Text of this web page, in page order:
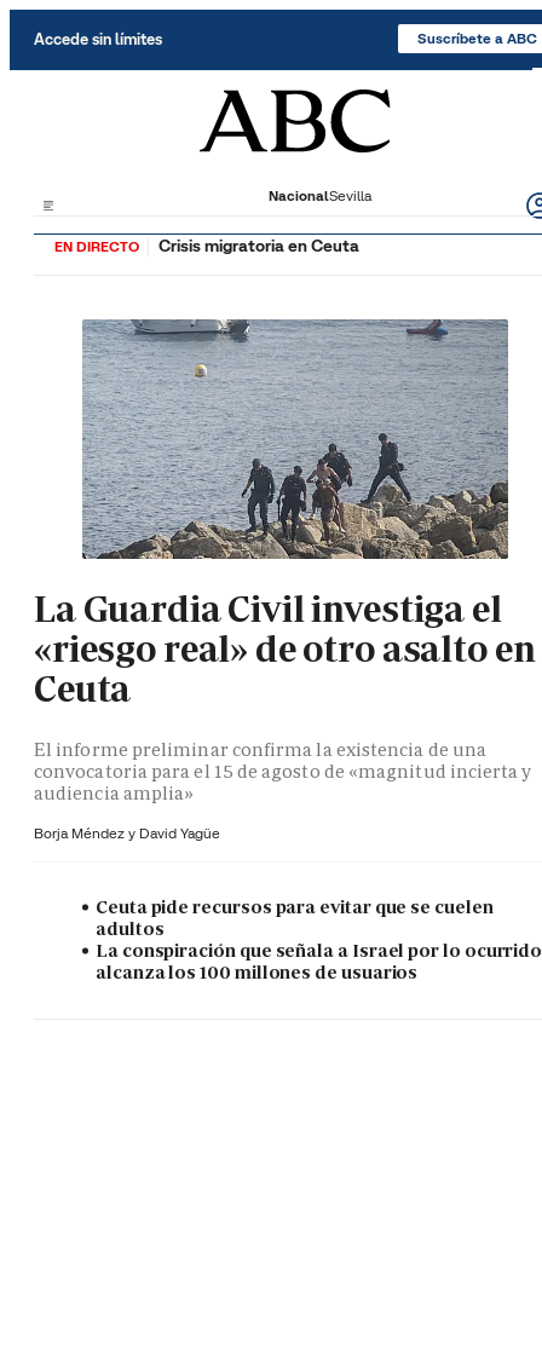
Accede sin límites Suscríbete a ABC
NacionalSevilla
EN DIRECTO Crisis migratoria en Ceuta
La Guardia Civil investiga el
«riesgo real» de otro asalto en
Ceuta
El informe preliminar confirma la existencia de una
convocatoria para el 15 de agosto de «magnitud incierta y
audiencia amplia»
Borja Méndez y David Yagüe
Ceuta pide recursos para evitar que se cuelen
adultos
La conspiración que señala a Israel por lo ocurrido
alcanza los 100 millones de usuarios